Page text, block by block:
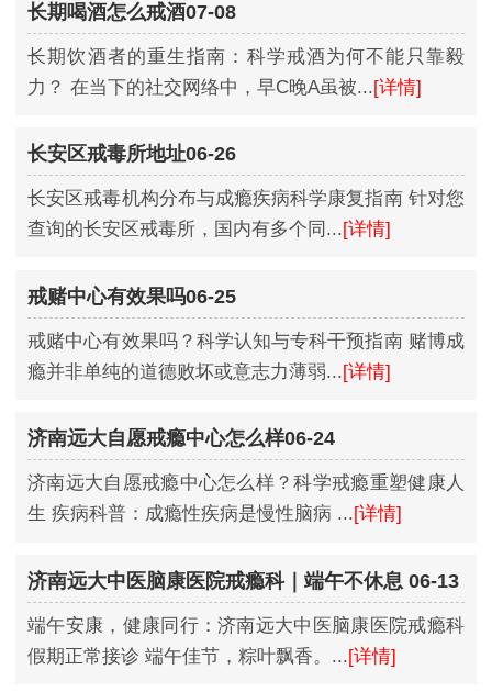
长期喝酒怎么戒酒07-08
长期饮酒者的重生指南：科学戒酒为何不能只靠毅
力？ 在当下的社交网络中，早C晚A虽被...[详情]
长安区戒毒所地址06-26
长安区戒毒机构分布与成瘾疾病科学康复指南 针对您
查询的长安区戒毒所，国内有多个同...[详情]
戒赌中心有效果吗06-25
戒赌中心有效果吗？科学认知与专科干预指南 赌博成
瘾并非单纯的道德败坏或意志力薄弱...[详情]
济南远大自愿戒瘾中心怎么样06-24
济南远大自愿戒瘾中心怎么样？科学戒瘾重塑健康人
生 疾病科普：成瘾性疾病是慢性脑病 ...[详情]
济南远大中医脑康医院戒瘾科｜端午不休息 06-13
端午安康，健康同行：济南远大中医脑康医院戒瘾科
假期正常接诊 端午佳节，粽叶飘香。...[详情]